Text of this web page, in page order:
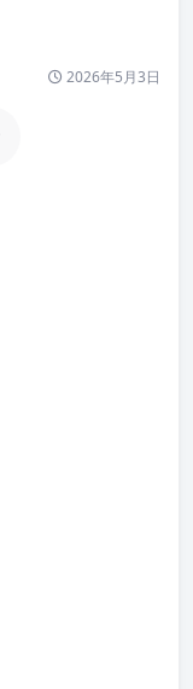
2026年5月3日